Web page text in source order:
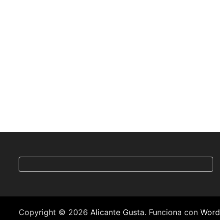
Copyright © 2026 Alicante Gusta. Funciona con